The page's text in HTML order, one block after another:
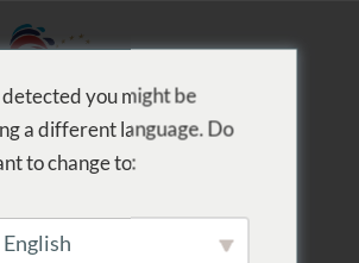
you might be
a different language. Do
to change to:
English